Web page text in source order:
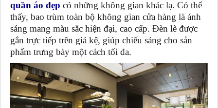
quần áo đẹp có những không gian khác lạ. Có thể
thấy, bao trùm toàn bộ không gian cửa hàng là ánh
sáng mang màu sắc hiện đại, cao cấp. Đèn lè được
gắn trực tiếp trên giá kệ, giúp chiếu sáng cho sản
phẩm trưng bày một cách tối đa.